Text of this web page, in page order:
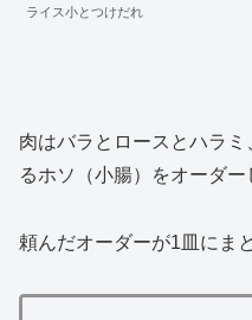
ライス小とつけだれ
肉はバラとロースとハラ
るホソ（小腸）をオーダー
頼んだオーダーが1皿にま